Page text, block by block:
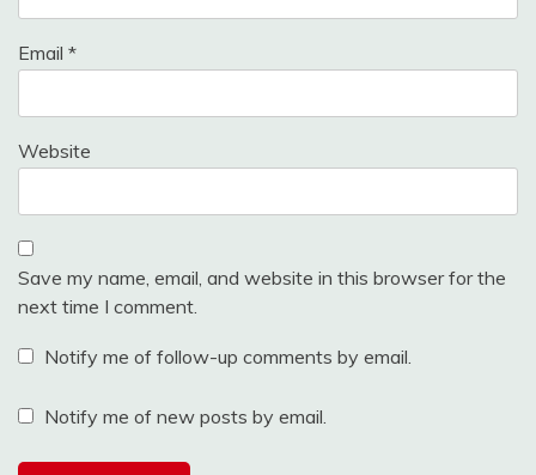
Email *
Website
Save my name, email, and website in this browser for the
next time I comment.
Notify me of follow-up comments by email.
Notify me of new posts by email.